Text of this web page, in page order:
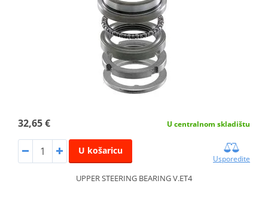
32,65 € U centralnom skladištu
U košaricu
Usporedite
UPPER STEERING BEARING V.ET4